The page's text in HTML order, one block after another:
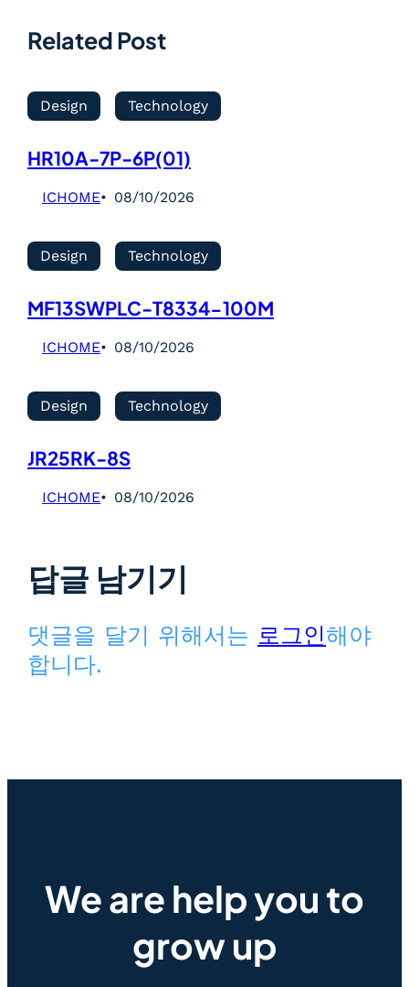
Related Post
Design Technology
HR10A-7P-6P(01)
ICHOME 08/10/2026
Design Technology
MF13SWPLC-T8334-100M
ICHOME 08/10/2026
Design Technology
JR25RK-8S
ICHOME 08/10/2026
답글 남기기
댓글을 달기 위해서는 로그인해야
합니다.
We are help you to
grow up